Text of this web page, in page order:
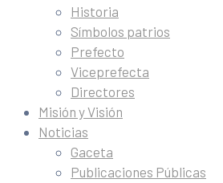
Historia
Símbolos patrios
Prefecto
Viceprefecta
Directores
Misión y Visión
Noticias
Gaceta
Publicaciones Públicas